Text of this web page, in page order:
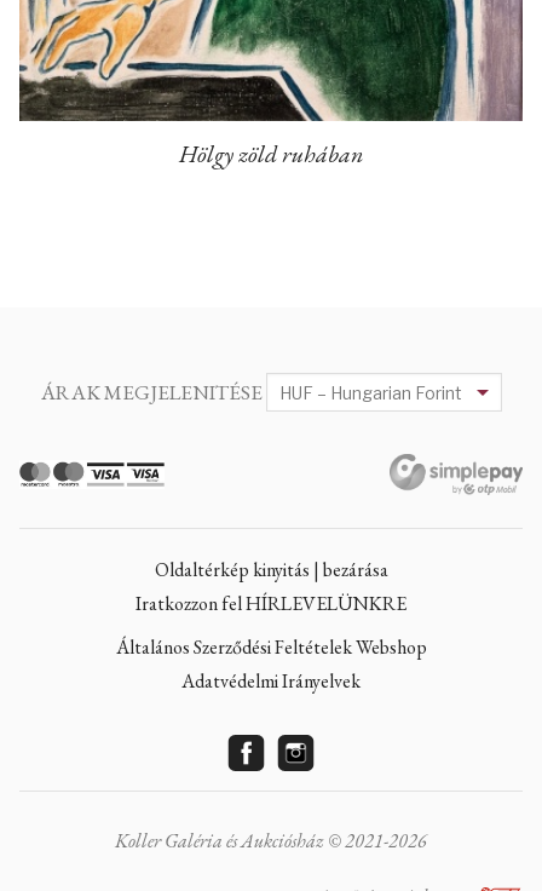
Hölgy zöld ruhában
ÁRAK MEGJELENITÉSE
Oldaltérkép kinyitás | bezárása
Iratkozzon fel HÍRLEVELÜNKRE
Általános Szerződési Feltételek Webshop
Adatvédelmi Irányelvek
Koller Galéria és Aukciósház © 2021-2026